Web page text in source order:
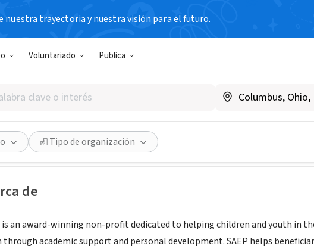
nuestra trayectoria y nuestra visión para el futuro.
Voluntariado Publica
Tipo de organización
African Education and
WC, Sudáfrica |www.saep.org/
Compartir
de
is an award-winning non-profit dedicated to helping children and youth in
through academic support and personal development. SAEP helps